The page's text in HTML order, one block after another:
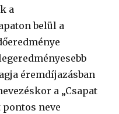
a
belül a
éremdíjazásban
a „Csapat
pontos neve